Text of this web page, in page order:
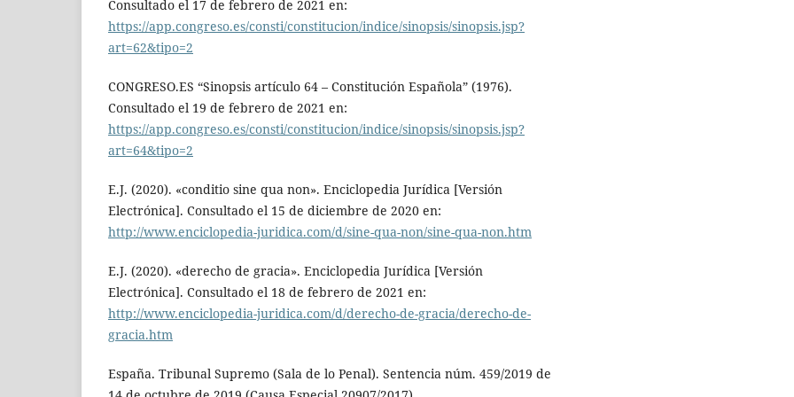
Consultado el 17 de febrero de 2021 en:
https://app.congreso.es/consti/constitucion/indice/sinopsis/sinopsis.jsp?
art=62&tipo=2
CONGRESO.ES “Sinopsis artículo 64 – Constitución Española” (1976).
Consultado el 19 de febrero de 2021 en:
https://app.congreso.es/consti/constitucion/indice/sinopsis/sinopsis.jsp?
art=64&tipo=2
E.J. (2020). «conditio sine qua non». Enciclopedia Jurídica [Versión
Electrónica]. Consultado el 15 de diciembre de 2020 en:
http://www.enciclopedia-juridica.com/d/sine-qua-non/sine-qua-non.htm
E.J. (2020). «derecho de gracia». Enciclopedia Jurídica [Versión
Electrónica]. Consultado el 18 de febrero de 2021 en:
http://www.enciclopedia-juridica.com/d/derecho-de-gracia/derecho-de-
gracia.htm
España. Tribunal Supremo (Sala de lo Penal). Sentencia núm. 459/2019 de